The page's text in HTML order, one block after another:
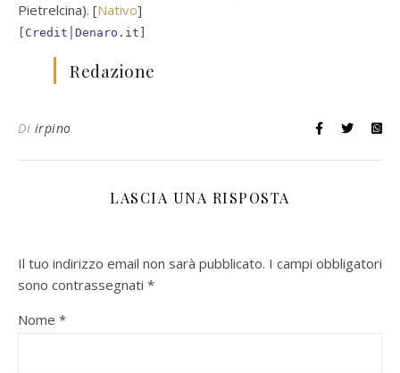
Pietrelcina). [Nativo]
Credit│Denaro.it
Redazione
Di irpino
LASCIA UNA RISPOSTA
Il tuo indirizzo email non sarà pubblicato. I campi obbligatori
sono contrassegnati *
Nome *